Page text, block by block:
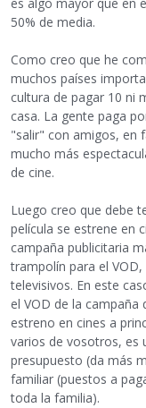
es algo mayor que en
50% de media.
Como creo que he
muchos países
cultura de pagar 10 ni
casa. La gente paga
"salir" con amigos, en
mucho más
de cine.
Luego creo que debe
película se estrene en
campaña publicitaria
trampolín para el
televisivos. En este
el VOD de la campaña
estreno en cines a
varios de vosotros, es
presupuesto (da más
familiar (puestos a
toda la familia).